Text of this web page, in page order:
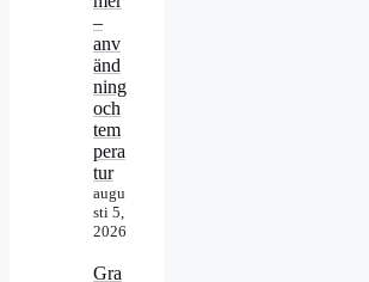
–
anv
änd
ning
och
tem
pera
tur
augu
sti 5,
2026
Gra